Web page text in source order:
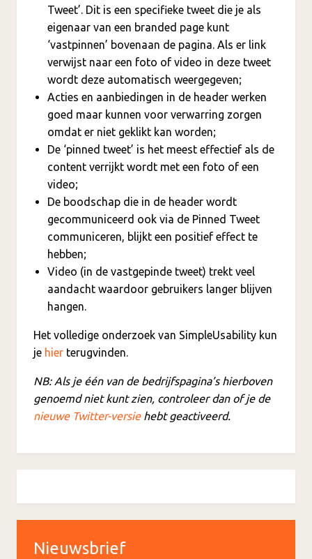
Tweet’. Dit is een specifieke tweet die je als
eigenaar van een branded page kunt
‘vastpinnen’ bovenaan de pagina. Als er link
verwijst naar een foto of video in deze tweet
wordt deze automatisch weergegeven;
Acties en aanbiedingen in de header werken
goed maar kunnen voor verwarring zorgen
omdat er niet geklikt kan worden;
De ‘pinned tweet’ is het meest effectief als de
content verrijkt wordt met een foto of een
video;
De boodschap die in de header wordt
gecommuniceerd ook via de Pinned Tweet
communiceren, blijkt een positief effect te
hebben;
Video (in de vastgepinde tweet) trekt veel
aandacht waardoor gebruikers langer blijven
hangen.
Het volledige onderzoek van SimpleUsability kun
je hier terugvinden.
NB: Als je één van de bedrijfspagina’s hierboven
genoemd niet kunt zien, controleer dan of je de
nieuwe Twitter-versiehebt geactiveerd.
Nieuwsbrief